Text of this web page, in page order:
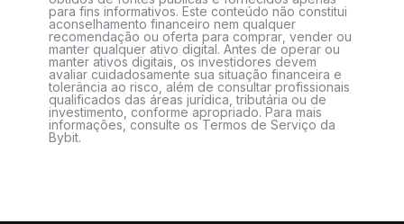
para fins informativos. Este conteúdo não constitui
aconselhamento financeiro nem qualquer
recomendação ou oferta para comprar, vender ou
manter qualquer ativo digital. Antes de operar ou
manter ativos digitais, os investidores devem
avaliar cuidadosamente sua situação financeira e
tolerância ao risco, além de consultar profissionais
qualificados das áreas jurídica, tributária ou de
investimento, conforme apropriado. Para mais
informações, consulte os Termos de Serviço da
Bybit.